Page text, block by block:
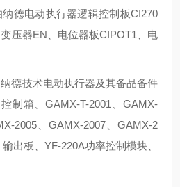
德电动执行器逻辑控制板CI270
压器EN、电位器板CIPOT1、电
德技术电动执行器及其备品备件
制箱、GAMX-T-2001、GAMX-
2005、GAMX-2007、GAMX-2
出板、YF-220A功率控制模块、